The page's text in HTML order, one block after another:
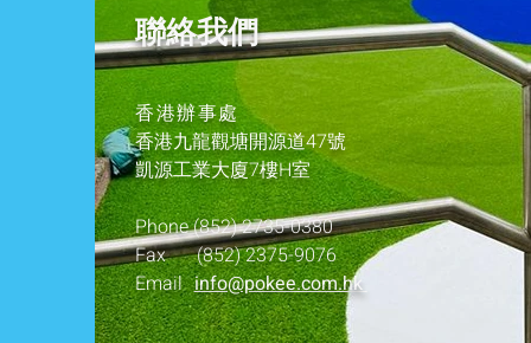
聯絡我們
香港辦事處
香港九龍觀塘開源道47號
凱源工業大廈7樓H室
Phone(852) 2735-0380
Fax
(852) 2375-9076
Email info@pokee.com.hk